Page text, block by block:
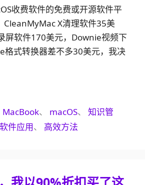
收费软件的免费或开源软件平
CleanMyMac X清理软件35美
屏软件170美元，Downie视频下
格式转换器差不多30美元，我决
MacBook、 macOS、知识管
软件应用、 高效方法